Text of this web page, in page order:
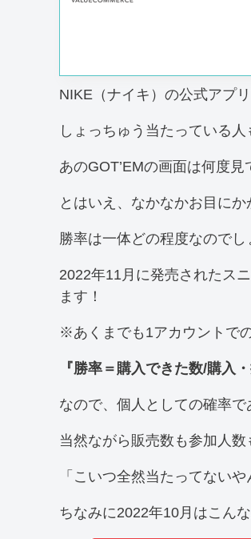
NIKE（ナイキ）の公式アプ
しょっちゅう当たっている
あのGOT’EMの画面は何度見
とはいえ、なかなかお目に
勝率は一体どの程度なのでし
2022年11月に発売されたス
ます！
※あくまでも1アカウントで
『勝率＝購入できた数/購入
なので、個人としての確率で
当然ながら販売数も参加人
「こいつ全然当たってない
ちなみに2022年10月はこんな